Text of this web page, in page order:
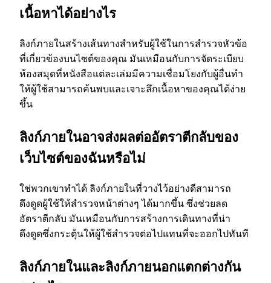
เนื้อหาได้อย่างไร
ลิงก์ภายในสร้างเส้นทางสําหรับผู้ใช้ในการสํารวจหัวข้อ
ที่เกี่ยวข้องบนไซต์ของคุณ มันเหมือนกับการจัดระเบียบ
ห้องสมุดที่หนังสือแต่ละเล่มมีความเชื่อมโยงกับผู้อื่นทํา
ให้ผู้ใช้สามารถค้นพบและเจาะลึกเนื้อหาของคุณได้ง่าย
ขึ้น
ลิงก์ภายในอาจส่งผลต่ออัตราตีกลับของ
เว็บไซต์ของฉันหรือไม่
ใช่พวกเขาทําได้ ลิงก์ภายในที่วางไว้อย่างดีสามารถ
ดึงดูดผู้ใช้ให้สํารวจหน้าต่างๆ ได้มากขึ้น ซึ่งช่วยลด
อัตราตีกลับ มันเหมือนกับการสร้างการเดินทางที่น่า
ดึงดูดซึ่งกระตุ้นให้ผู้ใช้สํารวจต่อไปแทนที่จะออกไปทันที
ลิงก์ภายในและลิงก์ภายนอกแตกต่างกัน